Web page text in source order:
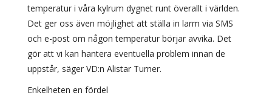
temperatur i våra kylrum dygnet runt överallt i världen.
Det ger oss även möjlighet att ställa in larm via SMS
och e-post om någon temperatur börjar avvika. Det
gör att vi kan hantera eventuella problem innan de
uppstår, säger VD:n Alistar Turner.
Enkelheten en fördel